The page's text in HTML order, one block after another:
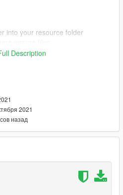
into your resource folder
-------------------- -----------------
-->
Description
2021
назад